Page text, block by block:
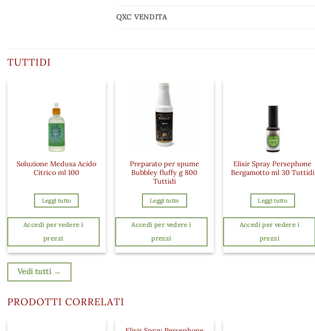
QXC VENDITA
TUTTIDI
Soluzione Medusa Acido
Citrico ml 100
Leggi tutto
Accedi per vedere i
prezzi
Preparato per spume
Bubbley fluffy g 800
Tuttidi
Leggi tutto
Accedi per vedere i
prezzi
Elisir Spray Persephone
Bergamotto ml 30 Tuttidi
Leggi tutto
Accedi per vedere i
prezzi
Vedi tutti →
PRODOTTI CORRELATI